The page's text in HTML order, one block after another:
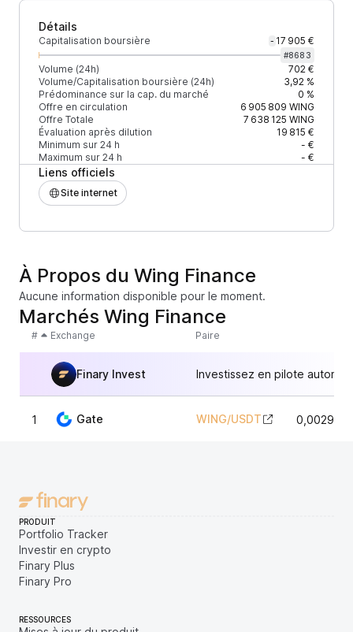
Détails
Capitalisation boursière - 17 905 €
#8683
Volume (24h)
702 €
Volume/Capitalisation boursière (24h)
3,92 %
Prédominance sur la cap. du marché
0 %
Offre en circulation
6 905 809 WING
Offre Totale
7 638 125 WING
Évaluation après dilution
19 815 €
Minimum sur 24 h
- €
Maximum sur 24 h
- €
Liens officiels
Site internet
À Propos du Wing Finance
Aucune information disponible pour le moment.
Marchés Wing Finance
# Exchange Paire
Finary Invest Investissez en pilote
1 Gate WING/USDT
PRODUIT
Portfolio Tracker
Investir en crypto
Finary Plus
Finary Pro
RESSOURCES